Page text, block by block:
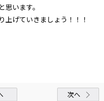
います。
上げていきましょう！！！
次へ